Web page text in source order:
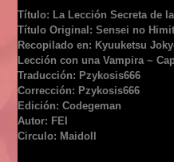
Título: La Lección Secreta de
Título Original: Sensei no
Recopilado en: Kyuuketsu
Lección con una Vampira ~
Traducción: Pzykosis666
Corrección: Pzykosis666
Edición: Codegeman
Autor: FEI
Circulo: Maidoll